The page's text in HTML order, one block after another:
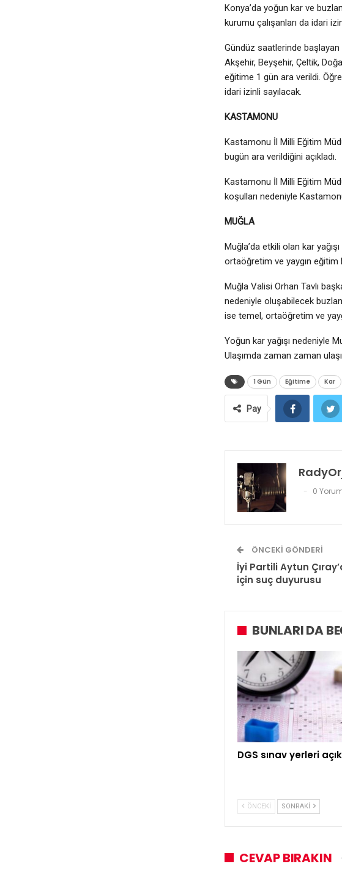
Konya’da yoğun kar ve
kurumu çalışanları da idari
Gündüz saatlerinde
Akşehir, Beyşehir, Çeltik,
eğitime 1 gün ara verildi.
idari izinli sayılacak.
KASTAMONU
Kastamonu İl Milli Eğitim
bugün ara verildiğini açıkladı.
Kastamonu İl Milli Eğitim
koşulları nedeniyle
MUĞLA
Muğla’da etkili olan kar
ortaöğretim ve yaygın eğitim
Muğla Valisi Orhan Tavlı
nedeniyle oluşabilecek
ise temel, ortaöğretim ve
Yoğun kar yağışı nedeniyle
Ulaşımda zaman zaman
1 Gün Eğitime Kar
Pay
0
ÖNCEKI GÖNDERI
İyi Partili Aytun
için suç duyurusu
BUNLARI DA
DGS sınav yerleri
ÖNCEKI SONRAKI
CEVAP BIRAKIN